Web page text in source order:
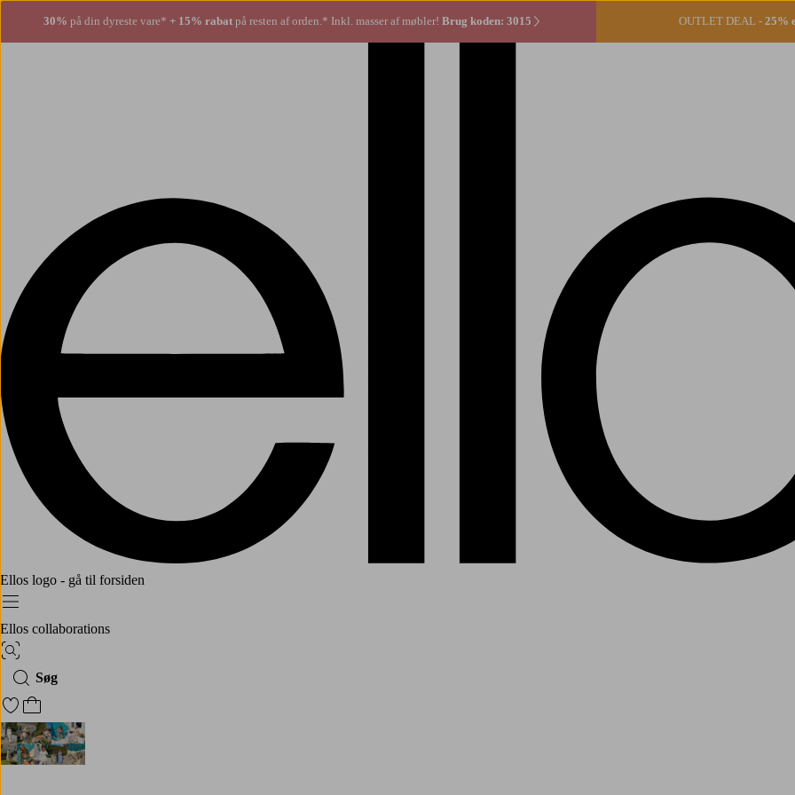
30% på din dyreste vare* + 15% rabat på resten af orden.* Inkl. masser af møbler! Brug koden: 3015 OUTLET DEAL - 25%
Ellos logo - gå til forsiden
Menu
Ellos collaborations
Billedsøgning
Søg
Gå til favoritmarkerede produkter
Gå til indkøbskurven